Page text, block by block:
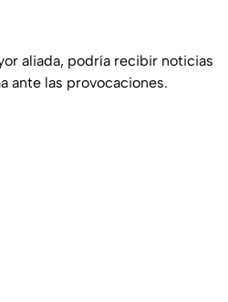
aliada, podría recibir noticias
ante las provocaciones.